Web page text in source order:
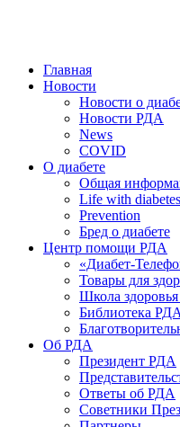
Главная
Новости
Новости о
Новости РДА
News
COVID
О диабете
Общая
Life with diabetes
Prevention
Бред о диабете
Центр помощи РДА
«Диабет-
Товары для
Школа
Библиотека РДА
Об РДА
Президент РДА
Ответы об РДА
Советники